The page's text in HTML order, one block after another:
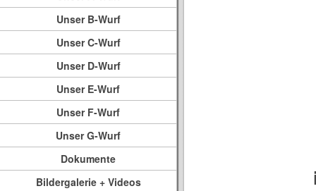
Unser B-Wurf
Unser C-Wurf
Unser D-Wurf
Unser E-Wurf
Unser F-Wurf
Unser G-Wurf
Dokumente
Bildergalerie + Videos